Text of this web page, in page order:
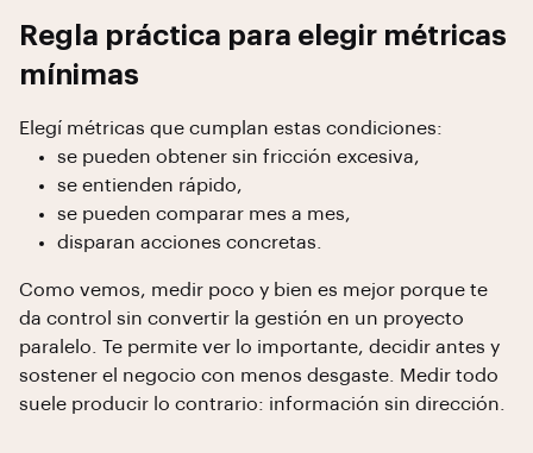
Regla práctica para elegir métricas
mínimas
Elegí métricas que cumplan estas condiciones:
se pueden obtener sin fricción excesiva,
se entienden rápido,
se pueden comparar mes a mes,
disparan acciones concretas.
Como vemos, medir poco y bien es mejor porque te
da control sin convertir la gestión en un proyecto
paralelo. Te permite ver lo importante, decidir antes y
sostener el negocio con menos desgaste. Medir todo
suele producir lo contrario: información sin dirección.